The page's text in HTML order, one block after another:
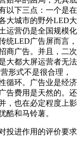
以下三点：一个是在
大城市的野外LED大
运营仍是全国规模化
统LED广告屏而言，
商广告。并且，二次
大都大屏运营者无法
形式不是很合理，
循环。广告业是经济
告费用是天然的。还
，也在必定程度上影
酷和马铃薯。
投进作用的评价要求